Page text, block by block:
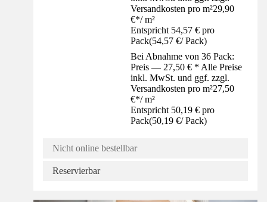
Versandkosten pro m²29,90
€*/ m²
Entspricht 54,57 € pro
Pack(54,57 €/ Pack)
Bei Abnahme von 36 Pack:
Preis — 27,50 € * Alle Preise
inkl. MwSt. und ggf. zzgl.
Versandkosten pro m²27,50
€*/ m²
Entspricht 50,19 € pro
Pack(50,19 €/ Pack)
Nicht online bestellbar
Reservierbar